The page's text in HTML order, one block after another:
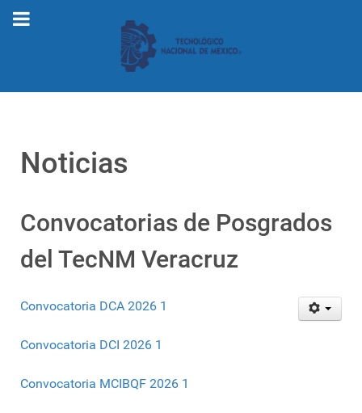
Noticias
Convocatorias de Posgrados
del TecNM Veracruz
Convocatoria DCA 2026 1
Convocatoria DCI 2026 1
Convocatoria MCIBQF 2026 1